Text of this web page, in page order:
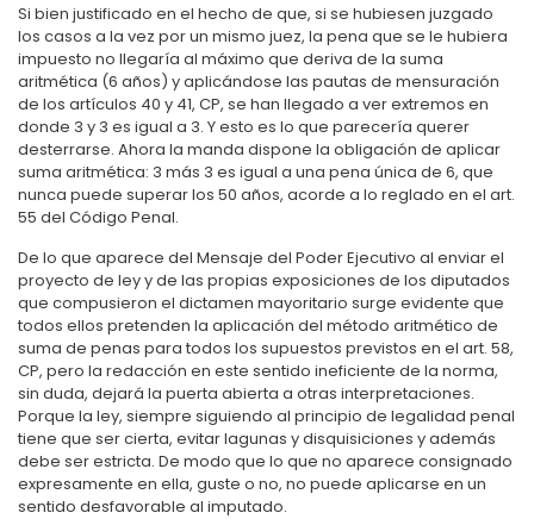
Si bien justificado en el hecho de que, si se hubiesen juzgado
los casos a la vez por un mismo juez, la pena que se le hubiera
impuesto no llegaría al máximo que deriva de la suma
aritmética (6 años) y aplicándose las pautas de mensuración
de los artículos 40 y 41, CP, se han llegado a ver extremos en
donde 3 y 3 es igual a 3. Y esto es lo que parecería querer
desterrarse. Ahora la manda dispone la obligación de aplicar
suma aritmética: 3 más 3 es igual a una pena única de 6, que
nunca puede superar los 50 años, acorde a lo reglado en el art.
55 del Código Penal.
De lo que aparece del Mensaje del Poder Ejecutivo al enviar el
proyecto de ley y de las propias exposiciones de los diputados
que compusieron el dictamen mayoritario surge evidente que
todos ellos pretenden la aplicación del método aritmético de
suma de penas para todos los supuestos previstos en el art. 58,
CP, pero la redacción en este sentido ineficiente de la norma,
sin duda, dejará la puerta abierta a otras interpretaciones.
Porque la ley, siempre siguiendo al principio de legalidad penal
tiene que ser cierta, evitar lagunas y disquisiciones y además
debe ser estricta. De modo que lo que no aparece consignado
expresamente en ella, guste o no, no puede aplicarse en un
sentido desfavorable al imputado.